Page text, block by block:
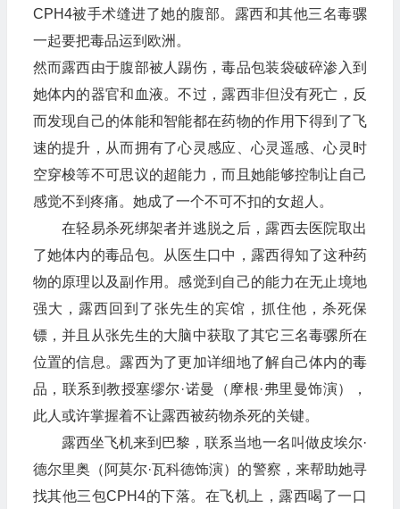
CPH4被手术缝进了她的腹部。露西和其他三名毒骡
一起要把毒品运到欧洲。
然而露西由于腹部被人踢伤，毒品包装袋破碎渗入到
她体内的器官和血液。不过，露西非但没有死亡，反
而发现自己的体能和智能都在药物的作用下得到了飞
速的提升，从而拥有了心灵感应、心灵遥感、心灵时
空穿梭等不可思议的超能力，而且她能够控制让自己
感觉不到疼痛。她成了一个不可不扣的女超人。
在轻易杀死绑架者并逃脱之后，露西去医院取出
了她体内的毒品包。从医生口中，露西得知了这种药
物的原理以及副作用。感觉到自己的能力在无止境地
强大，露西回到了张先生的宾馆，抓住他，杀死保
镖，并且从张先生的大脑中获取了其它三名毒骡所在
位置的信息。露西为了更加详细地了解自己体内的毒
品，联系到教授塞缪尔·诺曼（摩根·弗里曼饰演），
此人或许掌握着不让露西被药物杀死的关键。
露西坐飞机来到巴黎，联系当地一名叫做皮埃尔·
德尔里奥（阿莫尔·瓦科德饰演）的警察，来帮助她寻
找其他三包CPH4的下落。在飞机上，露西喝了一口